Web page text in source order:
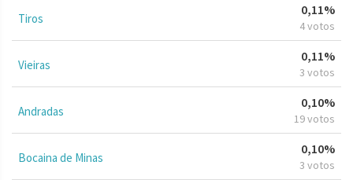
Tiros
0,11%
4 votos
Vieiras
0,11%
3 votos
Andradas
0,10%
19 votos
Bocaina de Minas
0,10%
3 votos